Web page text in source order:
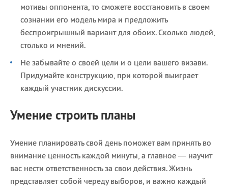
мотивы оппонента, то сможете восстановить в своем
сознании его модель мира и предложить
беспроигрышный вариант для обоих. Сколько людей,
столько и мнений.
Не забывайте о своей цели и о цели вашего визави.
Придумайте конструкцию, при которой выиграет
каждый участник дискуссии.
Умение строить планы
Умение планировать свой день поможет вам принять во
внимание ценность каждой минуты, а главное — научит
вас нести ответственность за свои действия. Жизнь
представляет собой череду выборов, и важно каждый